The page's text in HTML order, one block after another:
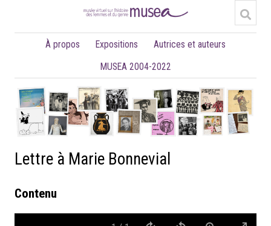
À propos Expositions
Autrices et auteurs
MUSEA 2004-2022
Lettre à Marie Bonnevial
Contenu